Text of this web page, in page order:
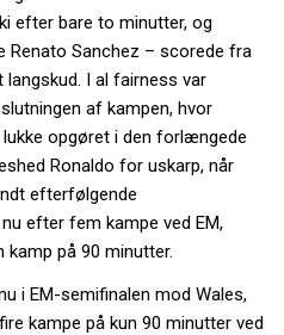
efter bare to minutter, og
Renato Sanchez – scorede fra
I al fairness var
af kampen, hvor
opgøret i den forlængede
Ronaldo for uskarp, når
efterfølgende
efter fem kampe ved EM,
på 90 minutter.
i EM-semifinalen mod Wales,
kampe på kun 90 minutter ved